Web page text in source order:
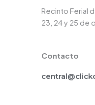
Recinto Ferial
23, 24 y 25 de
Contacto